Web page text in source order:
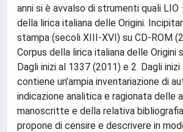
anni si è avvalso di strumenti quali LIO
della lirica italiana delle Origini.
stampa (secoli XIII-XVI) su CD-ROM
Corpus della lirica italiana delle Origini
Dagli inizi al 1337 (2011) e 2. Dagli
contiene un’ampia inventariazione di
indicazione analitica e ragionata delle
manoscritte e della relativa
propone di censire e descrivere in